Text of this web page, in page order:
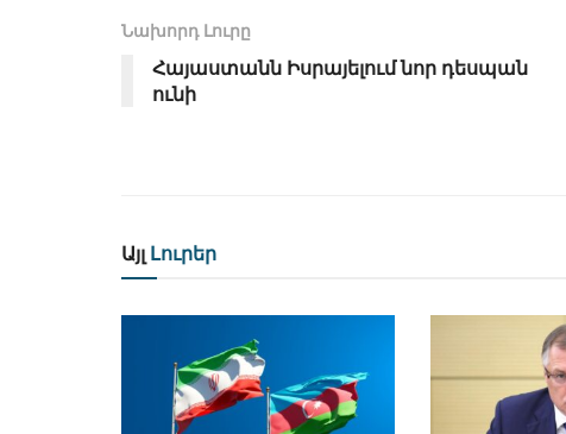
Նախորդ Լուրը
Հայաստանն Իսրայելում նոր դեսպան
ունի
Այլ Լուրեր